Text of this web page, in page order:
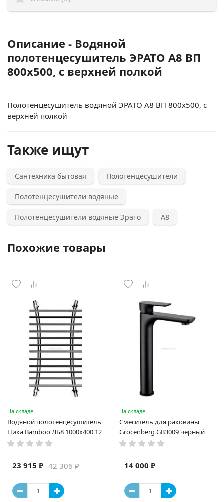
Описание - Водяной
полотенцесушитель ЭРАТО А8 ВП
800x500, с верхней полкой
Полотенцесушитель водяной ЭРАТО А8 ВП 800x500, с
верхней полкой
Также ищут
Сантехника бытовая Полотенцесушители
Полотенцесушители водяные
Полотенцесушители водяные Эрато А8
Похожие товары
На складе
Водяной полотенцесушитель
Ника Bamboo ЛБ8 1000x400 12
42 306 ₽
23 915 ₽
На складе
Смеситель для раковины
Grocenberg GB3009 черный
14 000 ₽